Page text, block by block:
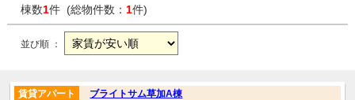
棟数1件 (総物件数： 1件)
並び順 ：
ブライトサム草加A棟
賃貸アパート